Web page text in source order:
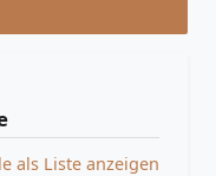
als Liste anzeigen